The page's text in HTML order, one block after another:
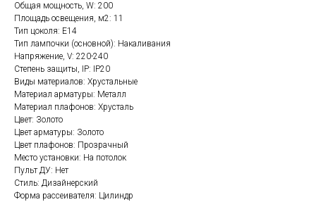
Общая мощность, W: 200
Площадь освещения, м2: 11
Тип цоколя: E14
Тип лампочки (основной): Накаливания
Напряжение, V: 220-240
Степень защиты, IP: IP20
Виды материалов: Хрустальные
Материал арматуры: Металл
Материал плафонов: Хрусталь
Цвет: Золото
Цвет арматуры: Золото
Цвет плафонов: Прозрачный
Место установки: На потолок
Пульт ДУ: Нет
Стиль: Дизайнерский
Форма рассеивателя: Цилиндр